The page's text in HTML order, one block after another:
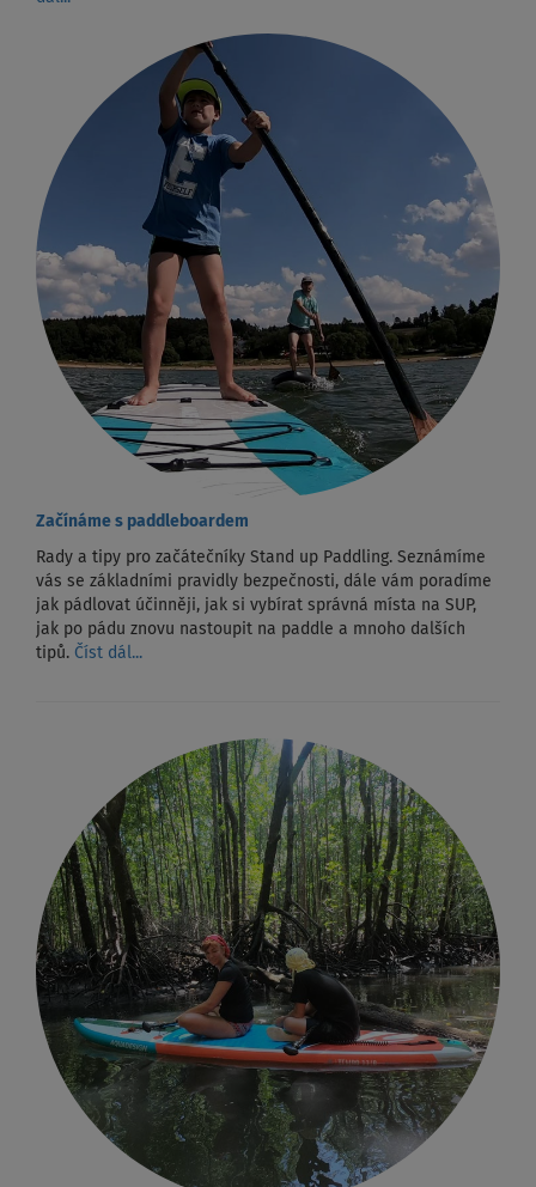
Začínáme s paddleboardem
Rady a tipy pro začátečníky Stand up Paddling. Seznámíme
vás se základními pravidly bezpečnosti, dále vám poradíme
jak pádlovat účinněji, jak si vybírat správná místa na SUP,
jak po pádu znovu nastoupit na paddle a mnoho dalších
tipů. Číst dál...